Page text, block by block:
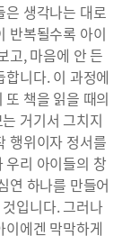
은 생각나는 대로
반복될수록 아이
고, 마음에 안 든
니다. 이 과정에
책을 읽을 때의
거기서 그치지
행위이자 정서를
우리 아이들의 창
연 하나를 만들어
입니다. 그러나
이에겐 막막하게